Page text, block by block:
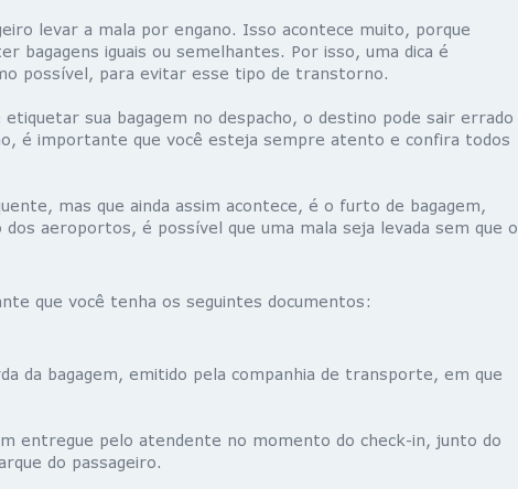
levar a mala por engano. Isso acontece muito, porque
bagagens iguais ou semelhantes. Por isso, uma dica é
possível, para evitar esse tipo de transtorno.
sua bagagem no despacho, o destino pode sair errado
é importante que você esteja sempre atento e confira todos
mas que ainda assim acontece, é o furto de bagagem,
dos aeroportos, é possível que uma mala seja levada sem que o
que você tenha os seguintes documentos:
da bagagem, emitido pela companhia de transporte, em que
entregue pelo atendente no momento do check-in, junto do
do passageiro.